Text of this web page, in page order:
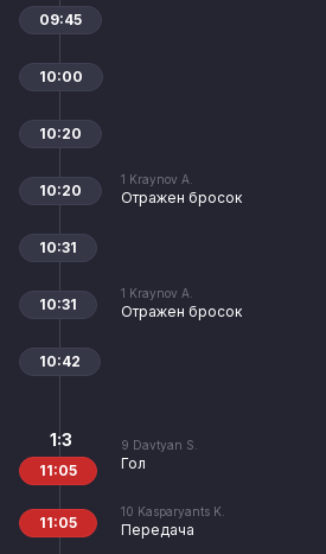
09:45
10:00
10:20
1 Kraynov A.
Отражен бросок
10:20
10:31
1 Kraynov A.
Отражен бросок
10:31
10:42
9 Davtyan S.
Гол
1:3
11:05
10 Kasparyants K.
Передача
11:05